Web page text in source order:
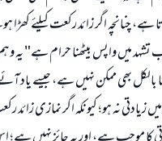
ہے، چنانچہ اگر زائد رکعت کیلئے
میں واپس بیٹھنا حرام ہے" یہ
بالکل بھی ممکن نہیں ہے، جیسے یاد
زیادتی نہ ہو؛ کیونکہ اگر نمازی زائد